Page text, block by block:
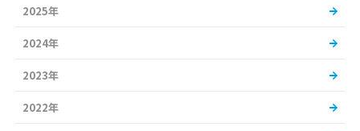
2025年
2024年
2023年
2022年